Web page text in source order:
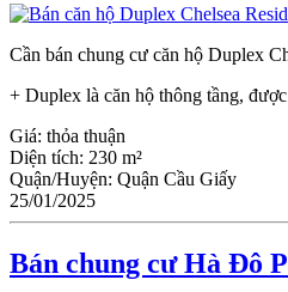
Cần bán chung cư căn hộ Duplex
+ Duplex là căn hộ thông tầng,
Giá: thỏa thuận
Diện tích: 230 m²
Quận/Huyện: Quận Cầu Giấy
25/01/2025
Bán chung cư Hà Đô